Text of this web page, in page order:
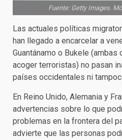
Fuente: Getty Images.
Las actuales políticas
han llegado a encarcelar a
Guantánamo o Bukele
acoger terroristas) no pasan
países occidentales ni
En Reino Unido, Alemania y
advertencias sobre lo que
problemas en la frontera del
advierte que las personas